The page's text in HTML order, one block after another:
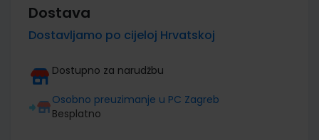
Dostava
Dostavljamo po cijeloj Hrvatskoj
Dostupno za narudžbu
Osobno preuzimanje u PC Zagreb
Besplatno